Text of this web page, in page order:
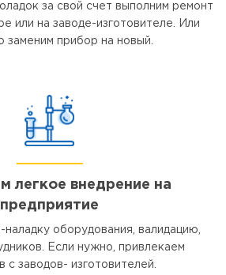
за свой счет выполним ремонт
или на заводе-изготовителе. Или
заменим прибор на новый.
легкое внедрение на
предприятие
наладку оборудования, валидацию,
Если нужно, привлекаем
с заводов- изготовителей.